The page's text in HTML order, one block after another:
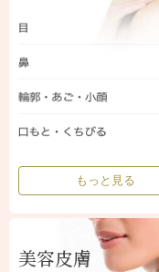
もっと見る
美容皮膚